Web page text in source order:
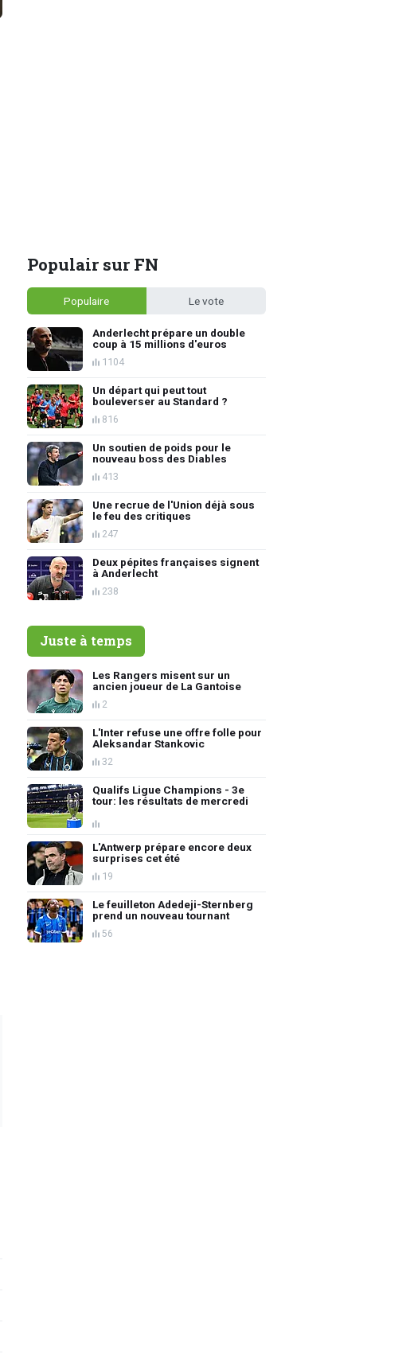
Populair sur FN
Populaire Le vote
Anderlecht prépare un double
coup à 15 millions d'euros
1104
Un départ qui peut tout
bouleverser au Standard ?
816
Un soutien de poids pour le
nouveau boss des Diables
413
Une recrue de l'Union déjà sous
le feu des critiques
247
Deux pépites françaises signent
à Anderlecht
238
Juste à temps
Les Rangers misent sur un
ancien joueur de La Gantoise
2
L'Inter refuse une offre folle pour
Aleksandar Stankovic
32
Qualifs Ligue Champions - 3e
tour: les résultats de mercredi
L'Antwerp prépare encore deux
surprises cet été
19
Le feuilleton Adedeji-Sternberg
prend un nouveau tournant
56